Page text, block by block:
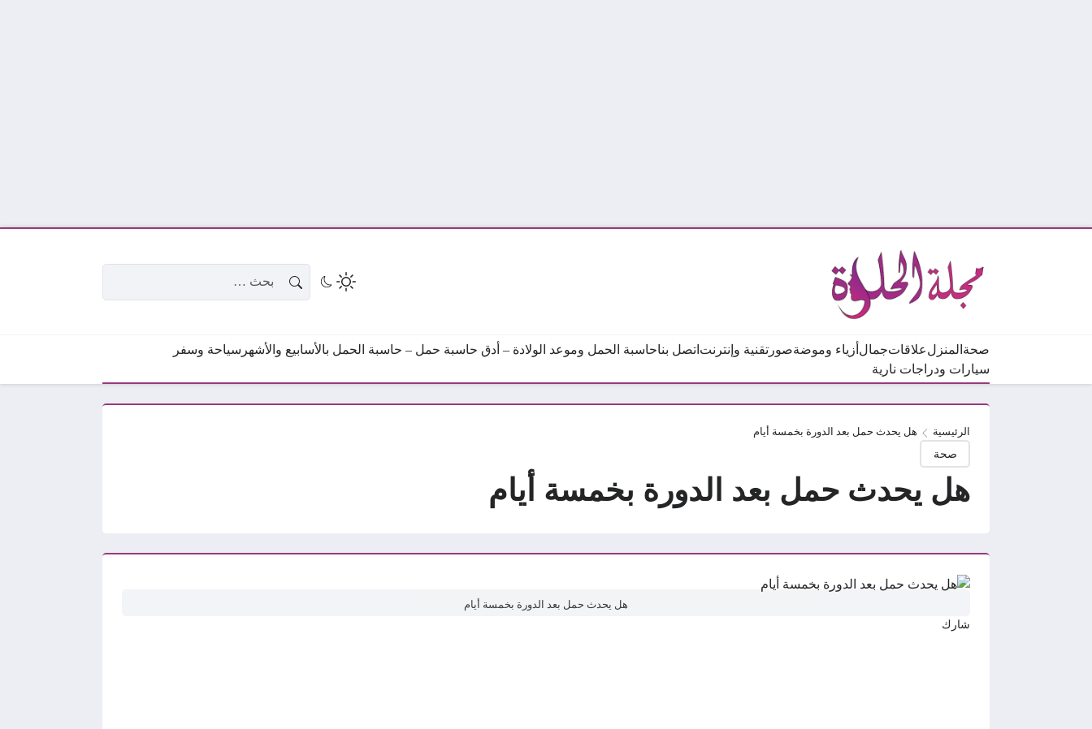
صحة المنزلعلاقاتجمال أزياء وموضةصور تقنية وإنترنت اتصل بناحاسبة الحمل وموعد الولادة – أدق حاسبة حمل – حاسبة الحمل بالأسابيع والأشهر سياحة وسفر
سيارات ودراجات نارية
الرئيسية هل يحدث حمل بعد الدورة بخمسة أيام
صحة
هل يحدث حمل بعد الدورة بخمسة أيام
هل يحدث حمل بعد الدورة بخمسة أيام
شارك